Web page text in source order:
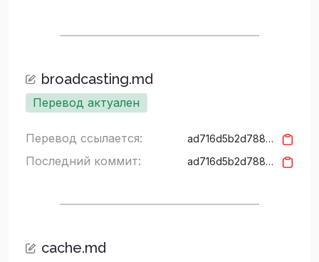
broadcasting.md
Перевод актуален
Перевод ссылается: ad716d5b2d788abd2e45f76cf0e6962b7ecbe591
Последний коммит: ad716d5b2d788abd2e45f76cf0e6962b7ecbe591
cache.md